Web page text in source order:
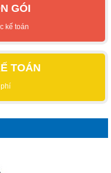
GÓI
kế toán
TOÁN